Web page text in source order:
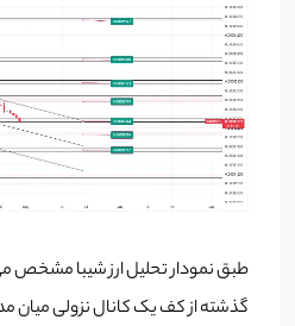
طبق نمودار تحلیل ارز شیبا
گذشته از کف یک کانال نزولی میان